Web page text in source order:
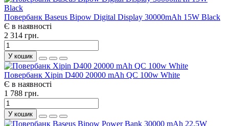
Повербанк Baseus Bipow Digital Display 30000mAh 15W Black
Є в наявності
2 314 грн.
У кошик
Повербанк Xipin D400 20000 mAh QC 100w White
Є в наявності
1 788 грн.
У кошик